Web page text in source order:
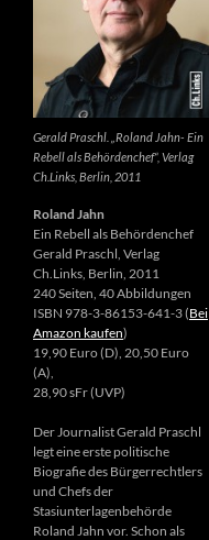
Gerald Praschl. „Roland Jahn- Ein
Rebell als Behördenchef“, Verlag
Ch.Links, Berlin, 2011
Roland Jahn
Ein Rebell als Behördenchef
Gerald Praschl, Verlag
Ch.Links, Berlin, 2011
240 Seiten, 40 Abbildungen
ISBN 978-3-86153-641-3 (Bei
Amazon kaufen)
19,90 Euro (D), 20,50 Euro
(A),
28,90 sFr (UVP)
Der Journalist Gerald Praschl
legt eine erste politische
Biografie des Bürgerrechtlers
und Chefs der
Stasiunterlagenbehörde
Roland Jahn vor. Schon als